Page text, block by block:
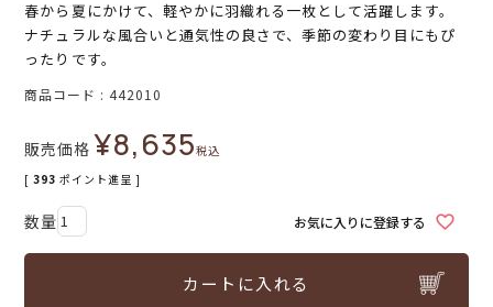
春から夏にかけて、軽やかに羽織れる一枚として活躍します。
ナチュラルな風合いと通気性の良さで、季節の変わり目にもぴ
ったりです。
商品コード 442010
販売価格 ¥8,635税込
[ 393 ポイント進呈 ]
お気に入りに登録する
カートに入れる